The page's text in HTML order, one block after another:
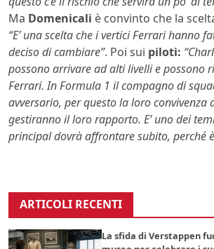
Ma Domenicali è convinto che la
“E’ una scelta che i vertici Ferrari hanno
deciso di cambiare”. Poi sui piloti:
possono arrivare ad alti livelli e possono
Ferrari. In Formula 1 il compagno di
avversario, per questo la loro convivenza
gestiranno il loro rapporto. E’ uno dei
principal dovrà affrontare subito, perché
ARTICOLI RECENTI
La sfida di Verstappen